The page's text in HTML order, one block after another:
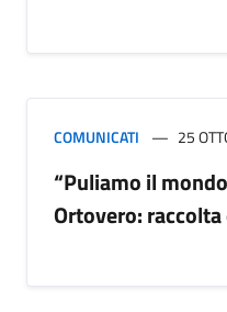
COMUNICATI 25
“Puliamo il
Ortovero: